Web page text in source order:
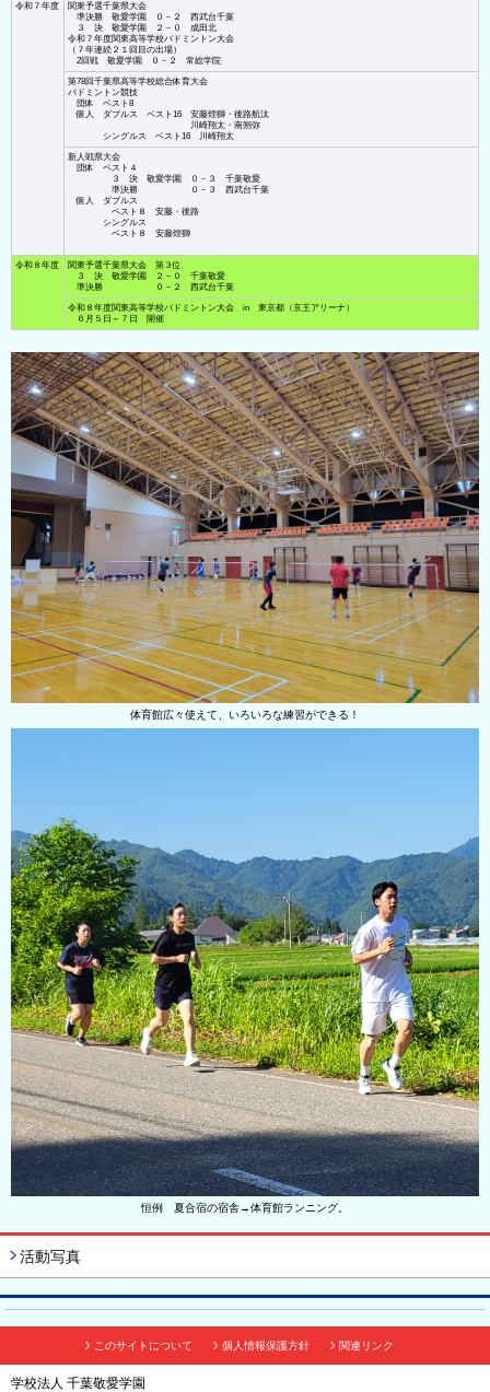
令和７年度
関東予選千葉県大会
準決勝 敬愛学園 ０－２ 西武台千葉
３ 決 敬愛学園 ２－０ 成田北
令和７年度関東高等学校バドミントン大会
（７年連続２１回目の出場）
2回戦 敬愛学園 ０－２ 常総学院
第78回千葉県高等学校総合体育大会
バドミントン競技
団体 ベスト8
個人 ダブルス ベスト16 安藤煌獅・後路航汰
川崎翔太・南朔弥
シングルス ベスト16 川崎翔太
新人戦県大会
団体 ベスト４
３ 決 敬愛学園 ０－３ 千葉敬愛
準決勝 ０－３ 西武台千葉
個人 ダブルス
ベスト８ 安藤・後路
シングルス
ベスト８ 安藤煌獅
令和８年度
関東予選千葉県大会 第３位
３ 決 敬愛学園 ２－０ 千葉敬愛
準決勝 ０－２ 西武台千葉
令和８年度関東高等学校バドミントン大会 in 東京都（京王アリーナ）
６月５日～７日 開催
体育館広々使えて、いろいろな練習ができる！
恒例 夏合宿の宿舎→体育館ランニング。
活動写真
このサイトについて 個人情報保護方針 関連リンク
学校法人 千葉敬愛学園